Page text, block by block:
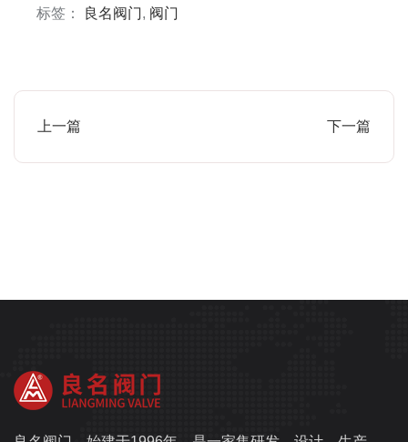
标签： 良名阀门, 阀门
上一篇 下一篇